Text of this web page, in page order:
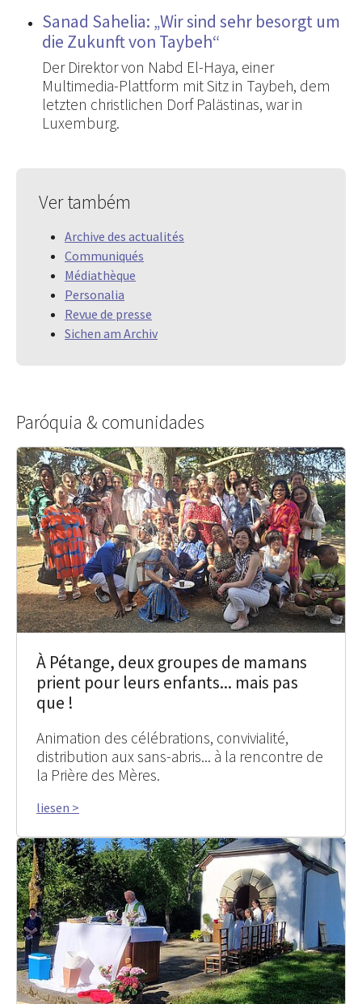
Sanad Sahelia: „Wir sind sehr besorgt um
die Zukunft von Taybeh“
Der Direktor von Nabd El-Haya, einer
Multimedia-Plattform mit Sitz in Taybeh, dem
letzten christlichen Dorf Palästinas, war in
Luxemburg.
Ver também
Archive des actualités
Communiqués
Médiathèque
Personalia
Revue de presse
Sichen am Archiv
Paróquia & comunidades
À Pétange, deux groupes de mamans
prient pour leurs enfants... mais pas
que !
Animation des célébrations, convivialité,
distribution aux sans-abris... à la rencontre de
la Prière des Mères.
liesen >